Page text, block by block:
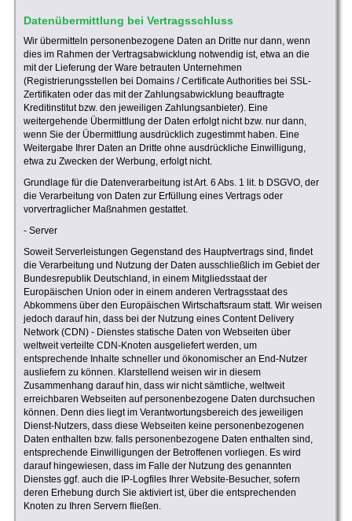
Datenübermittlung bei Vertragsschluss
Wir übermitteln personenbezogene Daten an Dritte nur dann, wenn
dies im Rahmen der Vertragsabwicklung notwendig ist, etwa an die
mit der Lieferung der Ware betrauten Unternehmen
(Registrierungsstellen bei Domains / Certificate Authorities bei SSL-
Zertifikaten oder das mit der Zahlungsabwicklung beauftragte
Kreditinstitut bzw. den jeweiligen Zahlungsanbieter). Eine
weitergehende Übermittlung der Daten erfolgt nicht bzw. nur dann,
wenn Sie der Übermittlung ausdrücklich zugestimmt haben. Eine
Weitergabe Ihrer Daten an Dritte ohne ausdrückliche Einwilligung,
etwa zu Zwecken der Werbung, erfolgt nicht.
Grundlage für die Datenverarbeitung ist Art. 6 Abs. 1 lit. b DSGVO, der
die Verarbeitung von Daten zur Erfüllung eines Vertrags oder
vorvertraglicher Maßnahmen gestattet.
- Server
Soweit Serverleistungen Gegenstand des Hauptvertrags sind, findet
die Verarbeitung und Nutzung der Daten ausschließlich im Gebiet der
Bundesrepublik Deutschland, in einem Mitgliedsstaat der
Europäischen Union oder in einem anderen Vertragsstaat des
Abkommens über den Europäischen Wirtschaftsraum statt. Wir weisen
jedoch darauf hin, dass bei der Nutzung eines Content Delivery
Network (CDN) - Dienstes statische Daten von Webseiten über
weltweit verteilte CDN-Knoten ausgeliefert werden, um
entsprechende Inhalte schneller und ökonomischer an End-Nutzer
ausliefern zu können. Klarstellend weisen wir in diesem
Zusammenhang darauf hin, dass wir nicht sämtliche, weltweit
erreichbaren Webseiten auf personenbezogene Daten durchsuchen
können. Denn dies liegt im Verantwortungsbereich des jeweiligen
Dienst-Nutzers, dass diese Webseiten keine personenbezogenen
Daten enthalten bzw. falls personenbezogene Daten enthalten sind,
entsprechende Einwilligungen der Betroffenen vorliegen. Es wird
darauf hingewiesen, dass im Falle der Nutzung des genannten
Dienstes ggf. auch die IP-Logfiles Ihrer Website-Besucher, sofern
deren Erhebung durch Sie aktiviert ist, über die entsprechenden
Knoten zu Ihren Servern fließen.